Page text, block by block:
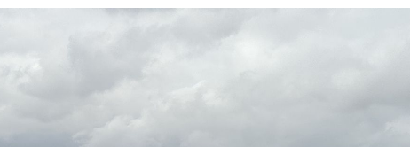
[ 9 octubre, 2025 ] JAMAICA. La historia de la misteriosa avioneta de la
[ 3 agosto, 2025 ]